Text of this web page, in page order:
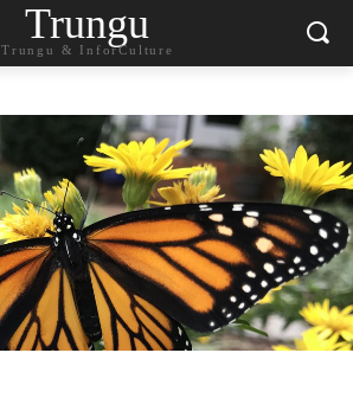
Trungu
Trungu & InforCulture